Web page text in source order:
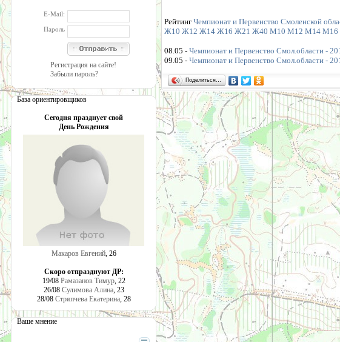
E-Mail:
Пароль
Регистрация на сайте!
Забыли пароль?
База ориентировщиков
Сегодня празднует свой
День Рождения
Макаров Евгений, 26
Скоро отпразднуют ДР:
19/08 Рамазанов Тимур, 22
26/08 Сулимова Алина, 23
28/08 Стряпчева Екатерина, 28
Ваше мнение
Рейтинг Чемпионат и Первенство Смоленской
Ж10 Ж12 Ж14 Ж16 Ж21 Ж40 М10 М12 М14 М16
08.05 - Чемпионат и Первенство Смол.области -
09.05 - Чемпионат и Первенство Смол.области -
Поделиться…